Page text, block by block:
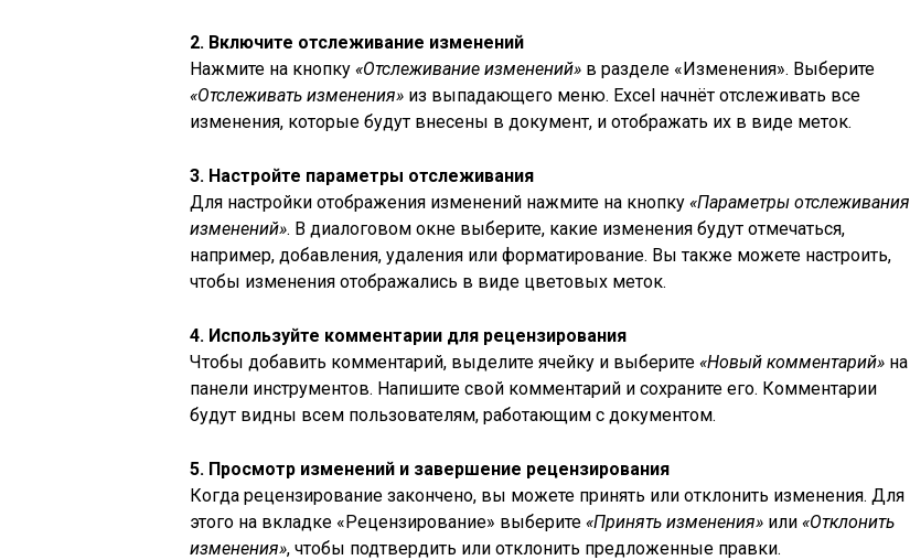
2. Включите отслеживание изменений
Нажмите на кнопку «Отслеживание изменений» в разделе «Изменения». Выберите
«Отслеживать изменения» из выпадающего меню. Excel начнёт отслеживать все
изменения, которые будут внесены в документ, и отображать их в виде меток.
3. Настройте параметры отслеживания
Для настройки отображения изменений нажмите на кнопку «Параметры отслеживания
изменений». В диалоговом окне выберите, какие изменения будут отмечаться,
например, добавления, удаления или форматирование. Вы также можете настроить,
чтобы изменения отображались в виде цветовых меток.
4. Используйте комментарии для рецензирования
Чтобы добавить комментарий, выделите ячейку и выберите «Новый комментарий» на
панели инструментов. Напишите свой комментарий и сохраните его. Комментарии
будут видны всем пользователям, работающим с документом.
5. Просмотр изменений и завершение рецензирования
Когда рецензирование закончено, вы можете принять или отклонить изменения. Для
этого на вкладке «Рецензирование» выберите «Принять изменения» или «Отклонить
изменения», чтобы подтвердить или отклонить предложенные правки.